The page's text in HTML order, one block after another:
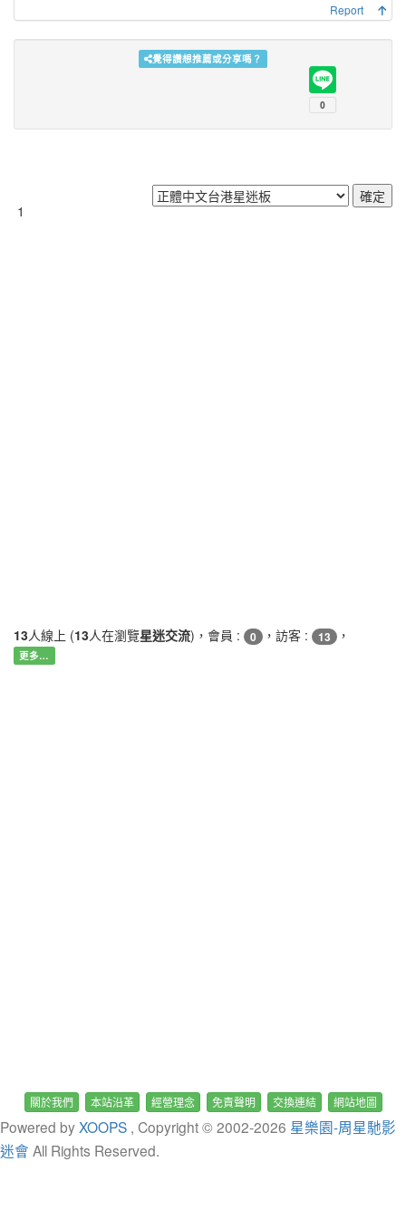
Report
覺得讚想推薦或分享嗎？
1
13人線上 (13人在瀏覽星迷交流)，會員 : 0 ，訪客 : 13 ，
更多…
關於我們 本站沿革 經營理念 免責聲明 交換連結 網站地圖
Powered byXOOPS , Copyright © 2002-2026 星樂園-周星馳影
迷會 All Rights Reserved.